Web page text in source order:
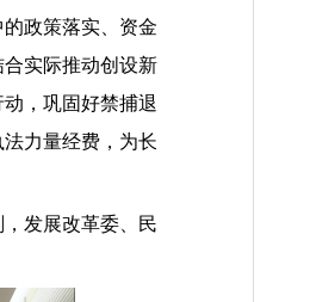
政策落实、资金
实际推动创设新
，巩固好禁捕退
力量经费，为长
发展改革委、民